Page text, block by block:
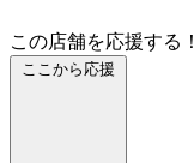
この店舗を応援する！
ここから応援